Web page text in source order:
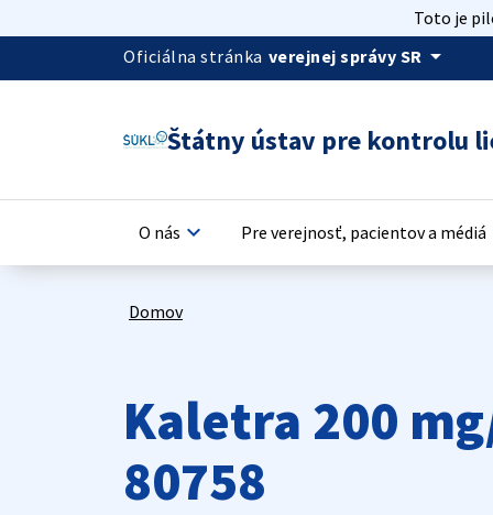
Toto je
Oficiálna stránka verejnej správy SR arrow_drop_down
Štátny ústav pre kontrolu
O nás keyboard_arrow_down Pre verejnosť, pacientov a médiá
Domov
Kaletra 200
80758